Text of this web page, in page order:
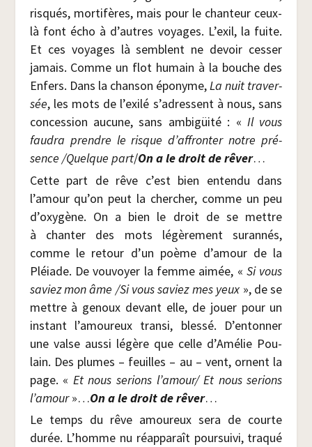
ris­qués, mor­ti­fères, mais pour le chan­teur ceux-
là font écho à d’autres voyages. L’exil, la fuite.
Et ces voyages là semblent ne devoir ces­ser
jamais. Comme un flot humain à la bouche des
Enfers. Dans la chan­son épo­nyme,La nuit tra­ver­
sée, les mots de l’exilé s’adressent à nous, sans
conces­sion aucune, sans ambigüi­té : «Il vous
fau­dra prendre le risque d’affronter notre pré­
sence /​Quelque part/​On a le droit de rêver…
Cette part de rêve c’est bien enten­du dans
l’amour qu’on peut la cher­cher, comme un peu
d’oxygène. On a bien le droit de se mettre
à chan­ter des mots légè­re­ment sur­an­nés,
comme le retour d’un poème d’amour de la
Pléiade. De vou­voyer la femme aimée, «Si vous
saviez mon âme /​Si vous saviez mes yeux », de se
mettre à genoux devant elle, de jouer pour un
ins­tant l’amoureux tran­si, bles­sé. D’entonner
une valse aus­si légère que celle d’A­mé­lie Pou­
lain. Des plumes – feuilles – au – vent, ornent la
page. « Et nous serions l’amour/ Et nous serions
l’amour»…On a le droit de rêver…
Le temps du rêve amou­reux sera de courte
durée. L’homme nu réap­pa­raît pour­sui­vi, tra­qué